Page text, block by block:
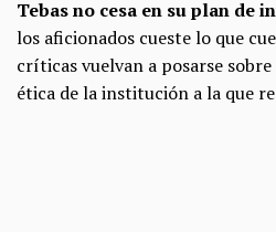
Tebas no cesa en su plan de
los aficionados cueste lo que
críticas vuelvan a posarse
ética de la institución a la que